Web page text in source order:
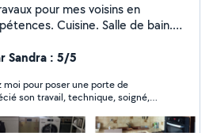
pour mes voisins en
Cuisine. Salle de bain.
sur
vous remerciant et au plaisir de
Sandra : 5/5
pour poser une porte de